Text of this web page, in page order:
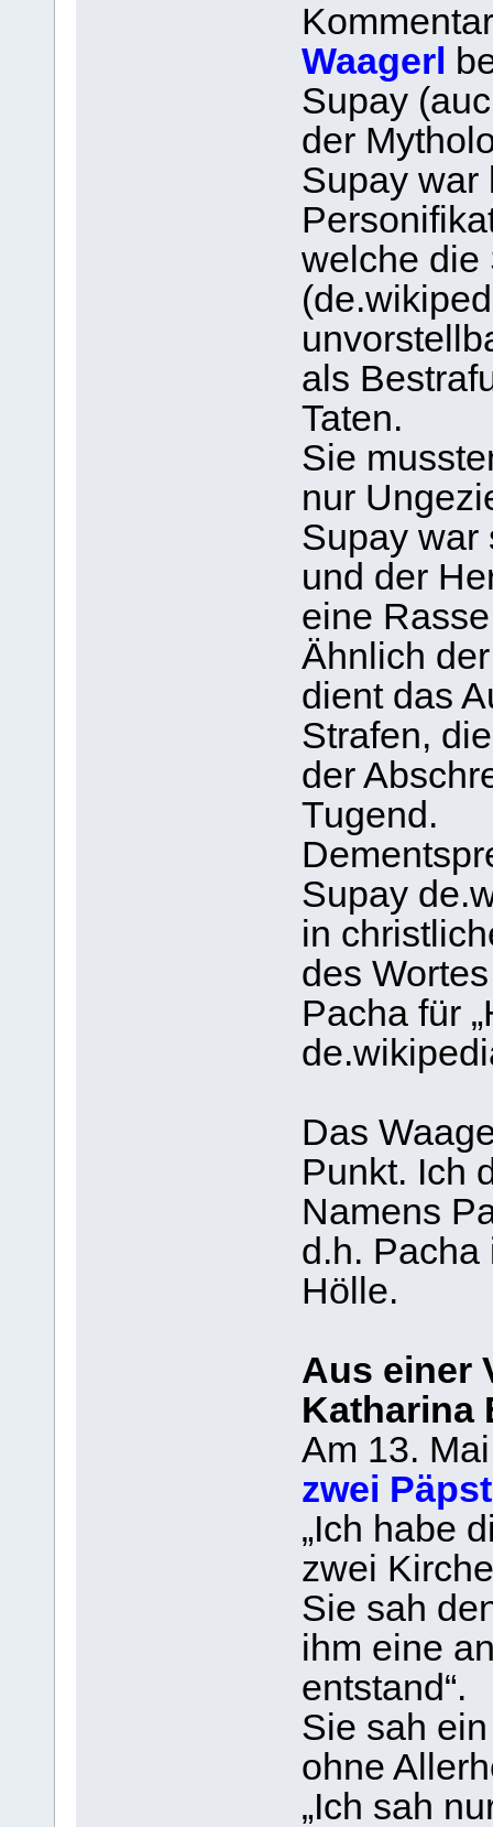
Waagerl
Supay
der
Supay war
welche die
als
Taten.
Sie
nur
Supay war
und der
eine
Ähnlich
dient das
Strafen,
der
Tugend.
Supay
in
des
Pacha für
Das
Punkt. Ich
Namens
d.h. Pacha
Hölle.
Aus einer
Katharina
Am 13.
zwei
„Ich habe
zwei
Sie sah
ihm eine
entstand“.
Sie sah
ohne
„Ich sah